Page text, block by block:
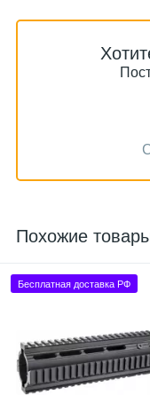
Похожие
Бесплатная доставка РФ